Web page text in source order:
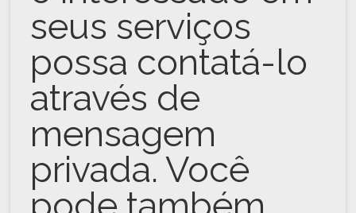
seus serviços
possa contatá-lo
através de
mensagem
privada. Você